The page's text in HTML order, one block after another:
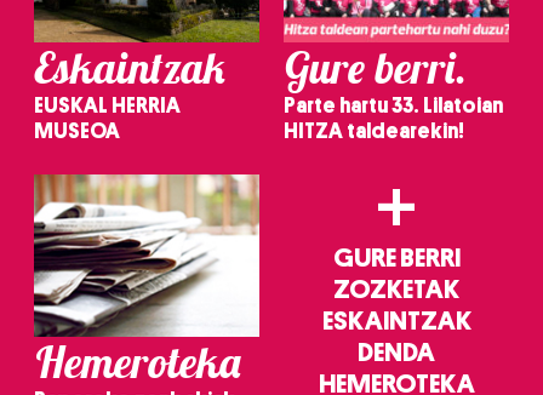
Eskaintzak
EUSKAL HERRIA
MUSEOA
Gure berri.
Parte hartu 33. Lilatoian
HITZA taldearekin!
Hemeroteka
+
GURE BERRI
ZOZKETAK
ESKAINTZAK
DENDA
HEMEROTEKA